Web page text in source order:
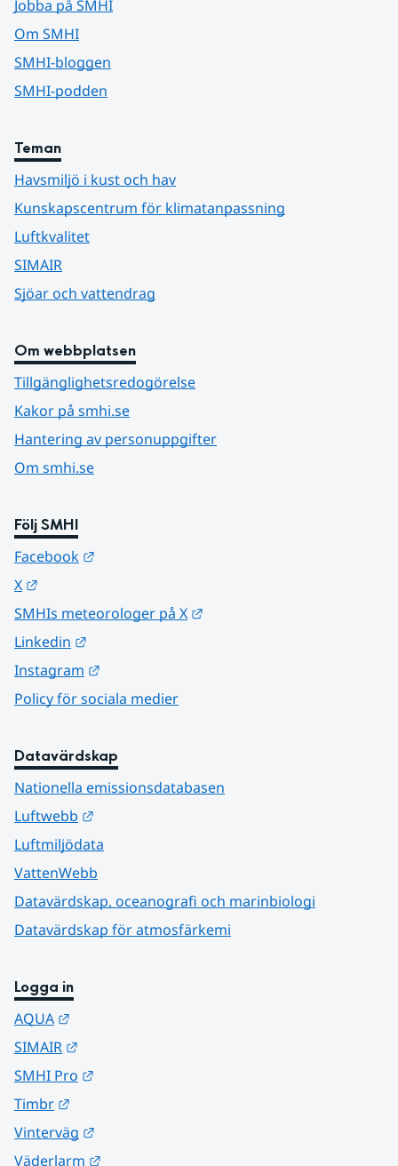
Jobba på SMHI
Om SMHI
SMHI-bloggen
SMHI-podden
Teman
Havsmiljö i kust och hav
Kunskapscentrum för klimatanpassning
Luftkvalitet
SIMAIR
Sjöar och vattendrag
Om webbplatsen
Tillgänglighetsredogörelse
Kakor på smhi.se
Hantering av personuppgifter
Om smhi.se
Följ SMHI
Facebook
X
SMHIs meteorologer på X
Linkedin
Instagram
Policy för sociala medier
Datavärdskap
Nationella emissionsdatabasen
Luftwebb
Luftmiljödata
VattenWebb
Datavärdskap, oceanografi och marinbiologi
Datavärdskap för atmosfärkemi
Logga in
AQUA
SIMAIR
SMHI Pro
Timbr
Vinterväg
Väderlarm